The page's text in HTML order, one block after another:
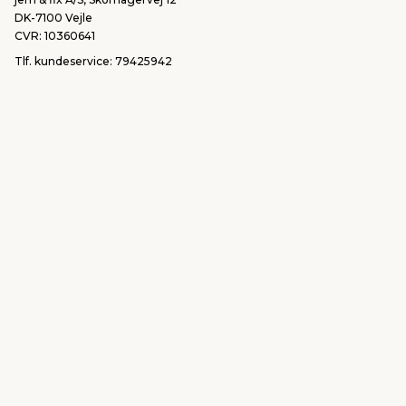
DK-7100 Vejle
CVR: 10360641
Tlf. kundeservice: 79425942